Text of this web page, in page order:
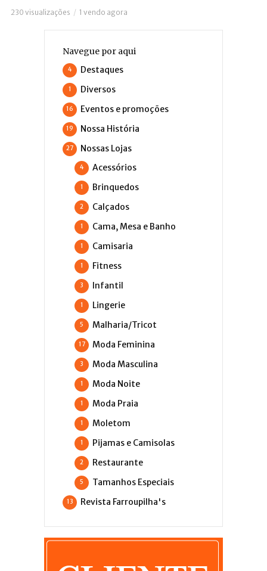
230 visualizações 1 vendo agora
Navegue por aqui
Destaques
4
Diversos
1
Eventos e promoções
16
Nossa História
19
Nossas Lojas
27
Acessórios
4
Brinquedos
1
Calçados
2
Cama, Mesa e Banho
1
Camisaria
1
Fitness
1
Infantil
3
Lingerie
1
Malharia/Tricot
5
Moda Feminina
17
Moda Masculina
3
Moda Noite
1
Moda Praia
1
Moletom
1
Pijamas e Camisolas
1
Restaurante
2
Tamanhos Especiais
5
Revista Farroupilha's
13